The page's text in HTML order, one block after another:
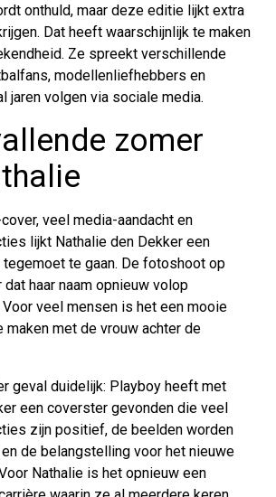
onthuld, maar deze editie lijkt extra
Dat heeft waarschijnlijk te maken
Ze spreekt verschillende
modellenliefhebbers en
jaren volgen via sociale media.
zomer
veel media-aandacht en
lijkt Nathalie den Dekker een
te gaan. De fotoshoot op
haar naam opnieuw volop
veel mensen is het een mooie
maken met de vrouw achter de
geval duidelijk: Playboy heeft met
een coverster gevonden die veel
zijn positief, de beelden worden
de belangstelling voor het nieuwe
Nathalie is het opnieuw een